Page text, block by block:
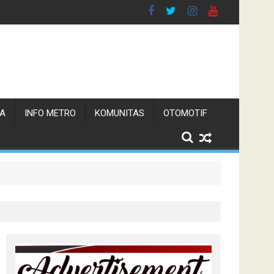
INFO METRO KOMUNITAS OTOMOTIF